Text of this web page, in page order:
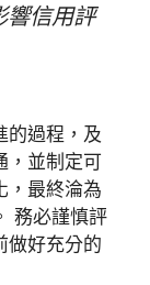
響信用評
的過程，及
，並制定可
，最終淪為
務必謹慎評
做好充分的